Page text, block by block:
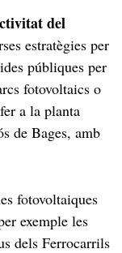
del
estratègies per
públiques per
fotovoltaics o
a la planta
de Bages, amb
fotovoltaiques
exemple les
dels Ferrocarrils